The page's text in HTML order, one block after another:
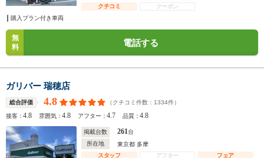
クチコミ
クーポン
購入プラン付き車両
無
料
電話する
ガリバー 瑞穂店
総合評価 4.8 （クチコミ件数： 1334件）
接客：4.8 雰囲気：4.8 アフター：4.7 品質：4.8
掲載台数 261台
所在地
東京都 多摩
スタッフ
アフター
フェア